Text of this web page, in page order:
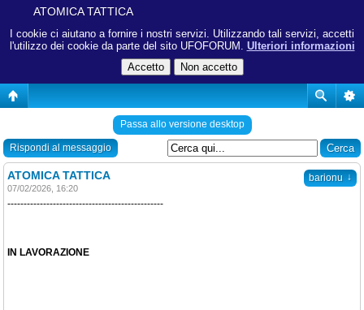
I cookie ci aiutano a fornire i nostri servizi. Utilizzando tali servizi, accetti
l'utilizzo dei cookie da parte del sito UFOFORUM. Ulteriori informazioni
ATOMICA TATTICA
Passa allo versione desktop
Rispondi al messaggio
barionu ↓
ATOMICA TATTICA
07/02/2026, 16:20
------------------------------------------------
IN LAVORAZIONE